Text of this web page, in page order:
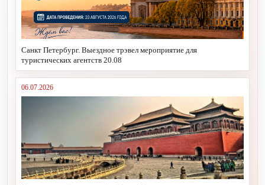
Санкт Петербург. Выездное трэвел мероприятие для
туристических агентств 20.08
06.07.2026